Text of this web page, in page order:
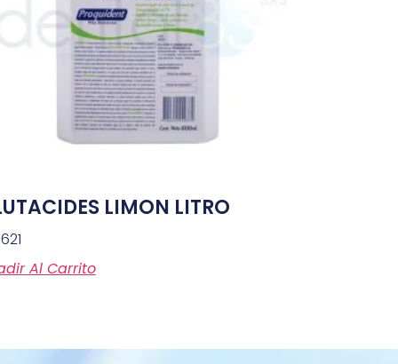
LIMON LITRO
Al Carrito